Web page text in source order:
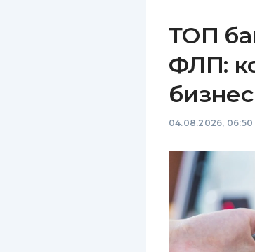
ТОП
ФЛП:
04.08.2026, 06:50